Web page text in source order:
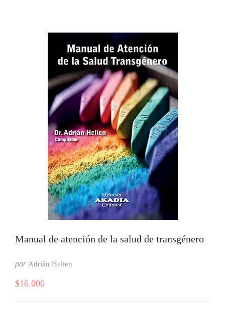
Manual de atención de la salud de transgénero
por Adrián Helien
$16.000